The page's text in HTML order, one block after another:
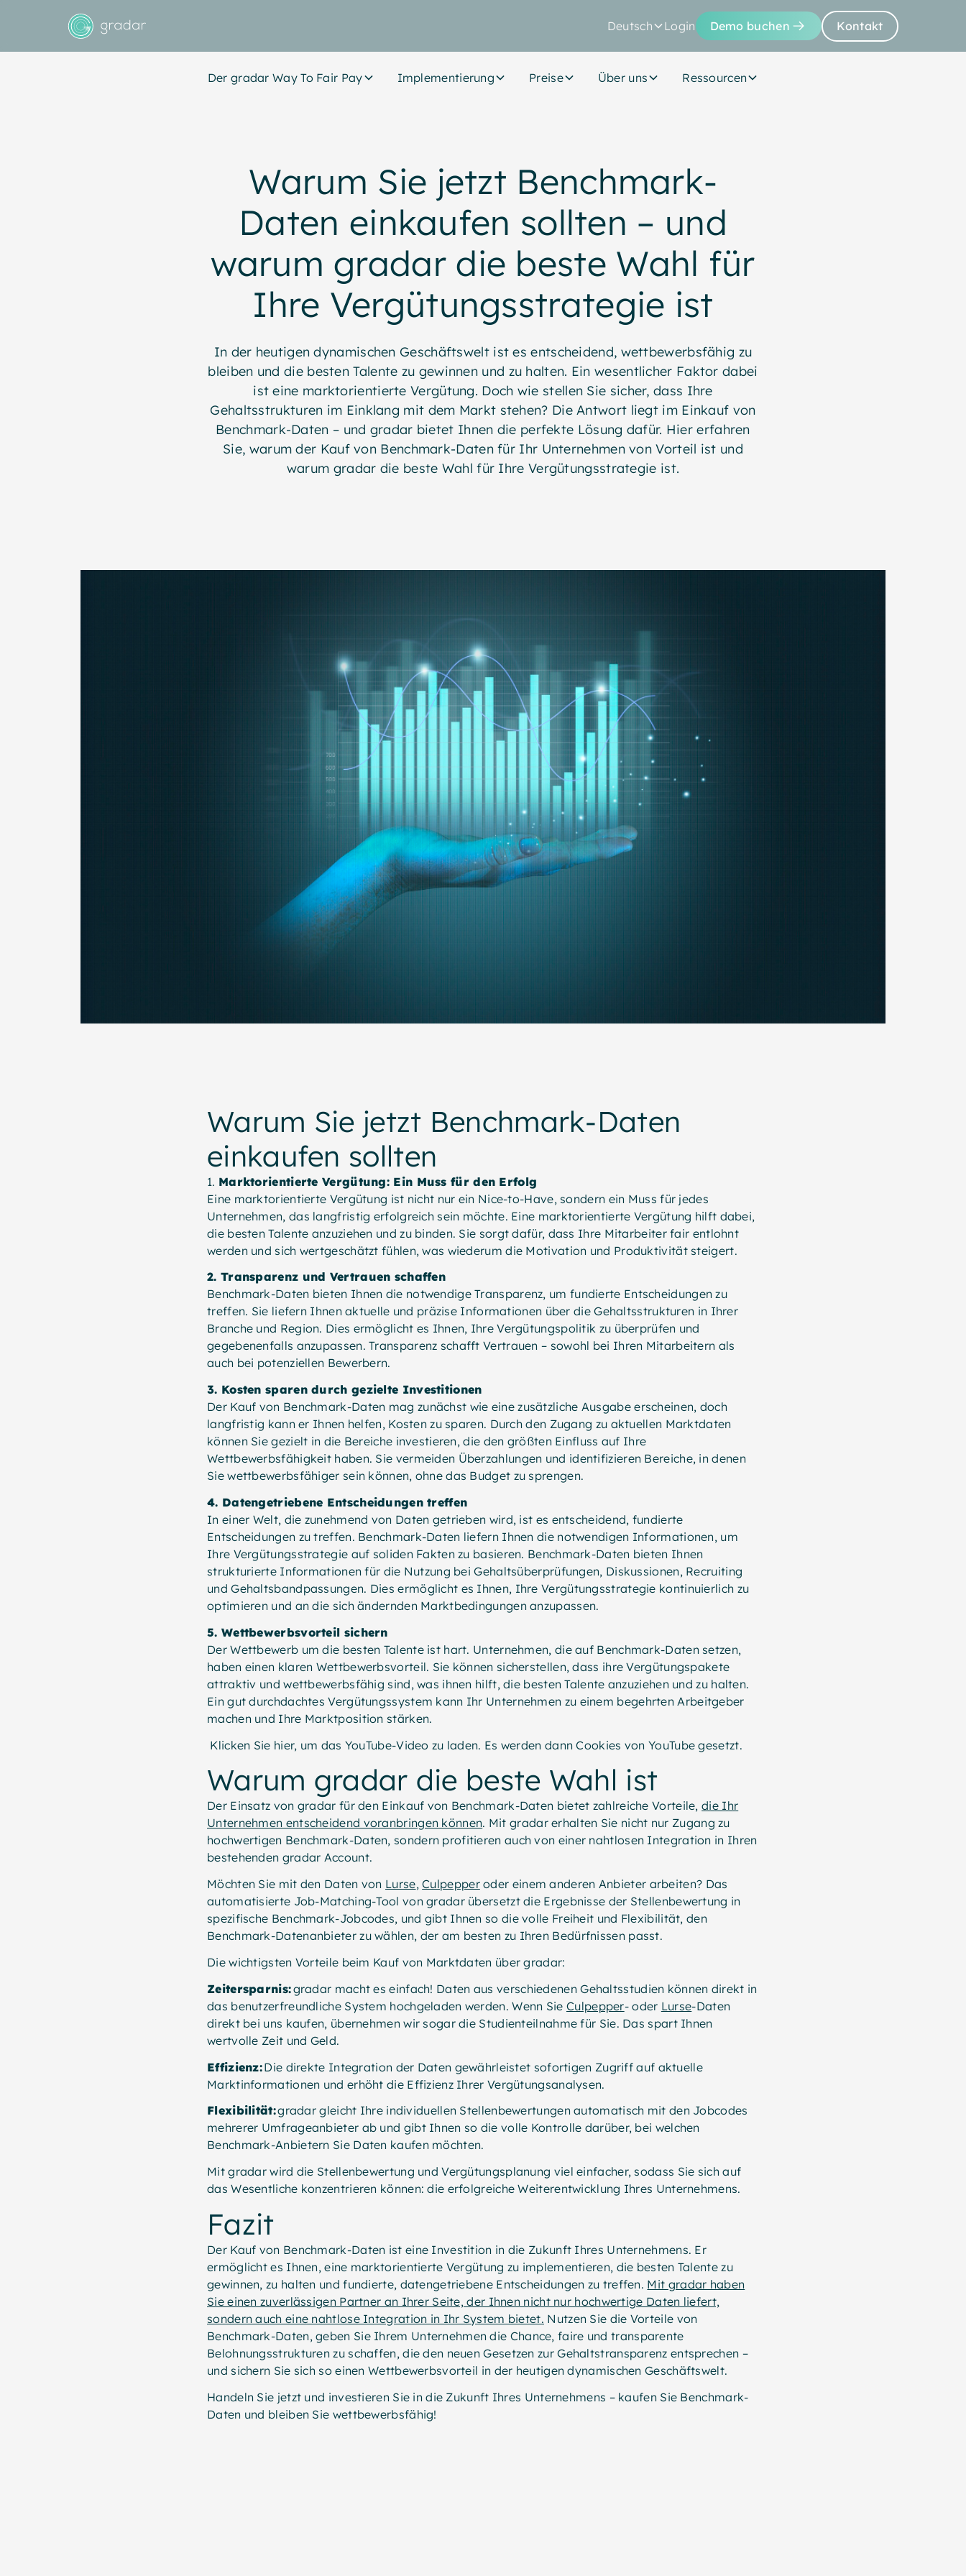
Deutsch Login Demo buchen Kontakt
Der gradar Way To Fair Pay Implementierung Preise Über uns Ressourcen
Warum Sie jetzt Benchmark-
Daten einkaufen sollten – und
warum gradar die beste Wahl für
Ihre Vergütungsstrategie ist
In der heutigen dynamischen Geschäftswelt ist es entscheidend, wettbewerbsfähig zu
bleiben und die besten Talente zu gewinnen und zu halten. Ein wesentlicher Faktor dabei
ist eine marktorientierte Vergütung. Doch wie stellen Sie sicher, dass Ihre
Gehaltsstrukturen im Einklang mit dem Markt stehen? Die Antwort liegt im Einkauf von
Benchmark-Daten – und gradar bietet Ihnen die perfekte Lösung dafür. Hier erfahren
Sie, warum der Kauf von Benchmark-Daten für Ihr Unternehmen von Vorteil ist und
warum gradar die beste Wahl für Ihre Vergütungsstrategie ist.
Warum Sie jetzt Benchmark-Daten
einkaufen sollten
1. Marktorientierte Vergütung: Ein Muss für den Erfolg
Eine marktorientierte Vergütung ist nicht nur ein Nice-to-Have, sondern ein Muss für jedes
Unternehmen, das langfristig erfolgreich sein möchte. Eine marktorientierte Vergütung hilft dabei,
die besten Talente anzuziehen und zu binden. Sie sorgt dafür, dass Ihre Mitarbeiter fair entlohnt
werden und sich wertgeschätzt fühlen, was wiederum die Motivation und Produktivität steigert.
2. Transparenz und Vertrauen schaffen
Benchmark-Daten bieten Ihnen die notwendige Transparenz, um fundierte Entscheidungen zu
treffen. Sie liefern Ihnen aktuelle und präzise Informationen über die Gehaltsstrukturen in Ihrer
Branche und Region. Dies ermöglicht es Ihnen, Ihre Vergütungspolitik zu überprüfen und
gegebenenfalls anzupassen. Transparenz schafft Vertrauen – sowohl bei Ihren Mitarbeitern als
auch bei potenziellen Bewerbern.
3. Kosten sparen durch gezielte Investitionen
Der Kauf von Benchmark-Daten mag zunächst wie eine zusätzliche Ausgabe erscheinen, doch
langfristig kann er Ihnen helfen, Kosten zu sparen. Durch den Zugang zu aktuellen Marktdaten
können Sie gezielt in die Bereiche investieren, die den größten Einfluss auf Ihre
Wettbewerbsfähigkeit haben. Sie vermeiden Überzahlungen und identifizieren Bereiche, in denen
Sie wettbewerbsfähiger sein können, ohne das Budget zu sprengen.
4. Datengetriebene Entscheidungen treffen
In einer Welt, die zunehmend von Daten getrieben wird, ist es entscheidend, fundierte
Entscheidungen zu treffen. Benchmark-Daten liefern Ihnen die notwendigen Informationen, um
Ihre Vergütungsstrategie auf soliden Fakten zu basieren. Benchmark-Daten bieten Ihnen
strukturierte Informationen für die Nutzung bei Gehaltsüberprüfungen, Diskussionen, Recruiting
und Gehaltsbandpassungen. Dies ermöglicht es Ihnen, Ihre Vergütungsstrategie kontinuierlich zu
optimieren und an die sich ändernden Marktbedingungen anzupassen.
5. Wettbewerbsvorteil sichern
Der Wettbewerb um die besten Talente ist hart. Unternehmen, die auf Benchmark-Daten setzen,
haben einen klaren Wettbewerbsvorteil. Sie können sicherstellen, dass ihre Vergütungspakete
attraktiv und wettbewerbsfähig sind, was ihnen hilft, die besten Talente anzuziehen und zu halten.
Ein gut durchdachtes Vergütungssystem kann Ihr Unternehmen zu einem begehrten Arbeitgeber
machen und Ihre Marktposition stärken.
Klicken Sie hier, um das YouTube-Video zu laden. Es werden dann Cookies von YouTube gesetzt.
Warum gradar die beste Wahl ist
Der Einsatz von gradar für den Einkauf von Benchmark-Daten bietet zahlreiche Vorteile,die Ihr
Unternehmen entscheidend voranbringen können. Mit gradar erhalten Sie nicht nur Zugang zu
hochwertigen Benchmark-Daten, sondern profitieren auch von einer nahtlosen Integration in Ihren
bestehenden gradar Account.
Möchten Sie mit den Daten von Lurse,Culpepperoder einem anderen Anbieter arbeiten? Das
automatisierte Job-Matching-Tool von gradar übersetzt die Ergebnisse der Stellenbewertung in
spezifische Benchmark-Jobcodes, und gibt Ihnen so die volle Freiheit und Flexibilität, den
Benchmark-Datenanbieter zu wählen, der am besten zu Ihren Bedürfnissen passt.
Die wichtigsten Vorteile beim Kauf von Marktdaten über gradar:
Zeitersparnis:gradar macht es einfach! Daten aus verschiedenen Gehaltsstudien können direkt in
das benutzerfreundliche System hochgeladen werden. Wenn Sie Culpepper- oder Lurse-Daten
direkt bei uns kaufen, übernehmen wir sogar die Studienteilnahme für Sie. Das spart Ihnen
wertvolle Zeit und Geld.
Effizienz:Die direkte Integration der Daten gewährleistet sofortigen Zugriff auf aktuelle
Marktinformationen und erhöht die Effizienz Ihrer Vergütungsanalysen.
Flexibilität:gradar gleicht Ihre individuellen Stellenbewertungen automatisch mit den Jobcodes
mehrerer Umfrageanbieter ab und gibt Ihnen so die volle Kontrolle darüber, bei welchen
Benchmark-Anbietern Sie Daten kaufen möchten.
Mit gradar wird die Stellenbewertung und Vergütungsplanung viel einfacher, sodass Sie sich auf
das Wesentliche konzentrieren können: die erfolgreiche Weiterentwicklung Ihres Unternehmens.
Fazit
Der Kauf von Benchmark-Daten ist eine Investition in die Zukunft Ihres Unternehmens. Er
ermöglicht es Ihnen, eine marktorientierte Vergütung zu implementieren, die besten Talente zu
gewinnen, zu halten und fundierte, datengetriebene Entscheidungen zu treffen. Mit gradar haben
Sie einen zuverlässigen Partner an Ihrer Seite, der Ihnen nicht nur hochwertige Daten liefert,
sondern auch eine nahtlose Integration in Ihr System bietet. Nutzen Sie die Vorteile von
Benchmark-Daten, geben Sie Ihrem Unternehmen die Chance, faire und transparente
Belohnungsstrukturen zu schaffen, die den neuen Gesetzen zur Gehaltstransparenz entsprechen –
und sichern Sie sich so einen Wettbewerbsvorteil in der heutigen dynamischen Geschäftswelt.
Handeln Sie jetzt und investieren Sie in die Zukunft Ihres Unternehmens – kaufen Sie Benchmark-
Daten und bleiben Sie wettbewerbsfähig!